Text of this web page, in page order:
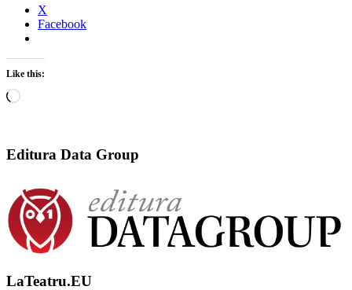
X
Facebook
Like this:
Loading…
Editura Data Group
LaTeatru.EU